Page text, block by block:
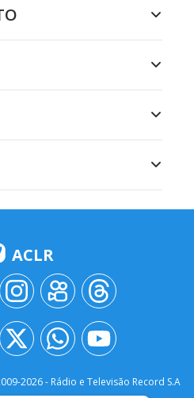
ACLR
2026- Rádio e Televisão Record S.A